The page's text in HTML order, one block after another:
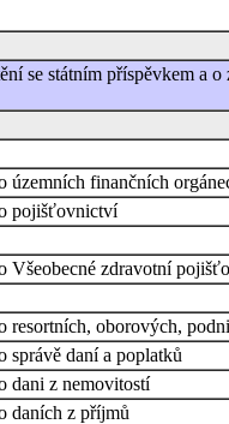
se státním příspěvkem a
územních finančních
pojišťovnictví
Všeobecné zdravotní
resortních, oborových,
správě daní a poplatků
dani z nemovitostí
daních z příjmů